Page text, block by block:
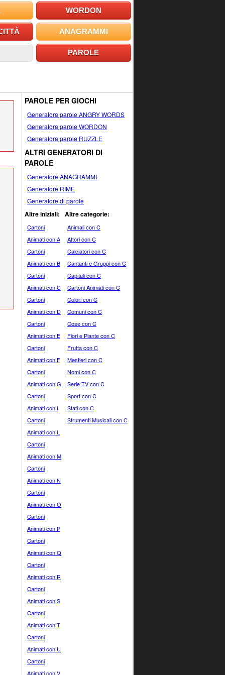
WORDON
ANAGRAMMI
PAROLE
PAROLE PER GIOCHI
Generatore parole ANGRY WORDS
Generatore parole WORDON
Generatore parole RUZZLE
ALTRI GENERATORI DI
PAROLE
Generatore ANAGRAMMI
Generatore RIME
Generatore di parole
Altre iniziali:
Cartoni
Animati con A
Cartoni
Animati con B
Cartoni
Animati con C
Cartoni
Animati con D
Cartoni
Animati con E
Cartoni
Animati con F
Cartoni
Animati con G
Cartoni
Animati con I
Cartoni
Animati con L
Cartoni
Animati con M
Cartoni
Animati con N
Cartoni
Animati con O
Cartoni
Animati con P
Cartoni
Animati con Q
Cartoni
Animati con R
Cartoni
Animati con S
Cartoni
Animati con T
Cartoni
Animati con U
Cartoni
Animati con V
Altre categorie:
Animali con C
Attori con C
Calciatori con C
Cantanti e Gruppi con C
Capitali con C
Cartoni Animati con C
Colori con C
Comuni con C
Cose con C
Fiori e Piante con C
Frutta con C
Mestieri con C
Nomi con C
Serie TV con C
Sport con C
Stati con C
Strumenti Musicali con C